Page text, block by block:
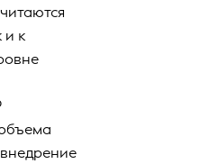
и к